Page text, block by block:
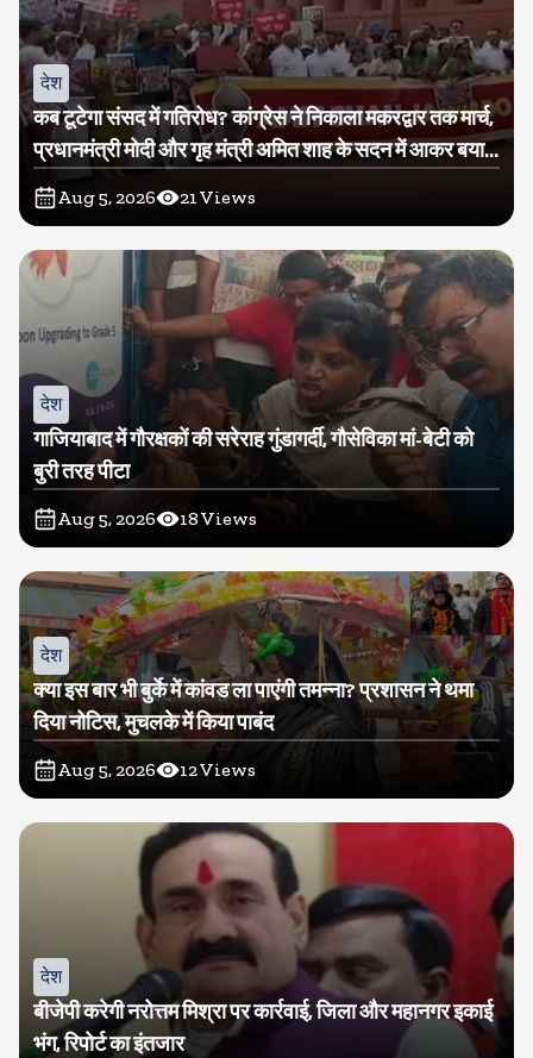
देश
कब टूटेगा संसद में गतिरोध? कांग्रेस ने निकाला मकरद्वार तक मार्च,
प्रधानमंत्री मोदी और गृह मंत्री अमित शाह के सदन में आकर बयान
देने की मांग
Aug 5, 2026 21Views
देश
गाजियाबाद में गौरक्षकों की सरेराह गुंडागर्दी, गौसेविका मां-बेटी को
बुरी तरह पीटा
Aug 5, 2026 18Views
देश
क्या इस बार भी बुर्के में कांवड ला पाएंगी तमन्ना? प्रशासन ने थमा
दिया नोटिस, मुचलके में किया पाबंद
Aug 5, 2026 12Views
देश
बीजेपी करेगी नरोत्तम मिश्रा पर कार्रवाई, जिला और महानगर इकाई
भंग, रिपोर्ट का इंतजार